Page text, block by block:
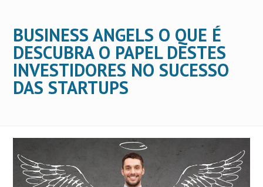
BUSINESS ANGELS O QUE É
DESCUBRA O PAPEL DESTES
INVESTIDORES NO SUCESSO
DAS STARTUPS